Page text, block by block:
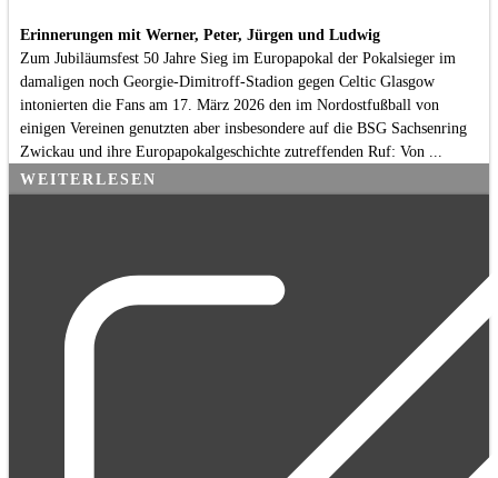
Erinnerungen mit Werner, Peter, Jürgen und Ludwig
Zum Jubiläumsfest 50 Jahre Sieg im Europapokal der Pokalsieger im
damaligen noch Georgie-Dimitroff-Stadion gegen Celtic Glasgow
intonierten die Fans am 17. März 2026 den im Nordostfußball von
einigen Vereinen genutzten aber insbesondere auf die BSG Sachsenring
Zwickau und ihre Europapokalgeschichte zutreffenden Ruf: Von ...
WEITERLESEN